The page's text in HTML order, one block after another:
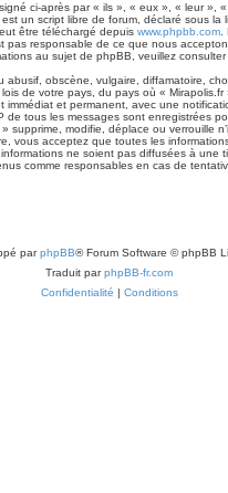
ci-après par « ils », « eux », « leur »,
un script libre de forum, déclaré sous la
être téléchargé depuis www.phpbb.com
pas responsable de ce que nous
au sujet de phpBB, veuillez
obscène, vulgaire, diffamatoire,
de votre pays, du pays où «
et permanent, avec une
de tous les messages sont enregistrées
supprime, modifie, déplace ou verrouille
vous acceptez que toutes les
ne soient pas diffusées à une
comme responsables en cas de
parphpBB® Forum Software © phpBB
Traduit parphpBB-fr.com
Confidentialité | Conditions